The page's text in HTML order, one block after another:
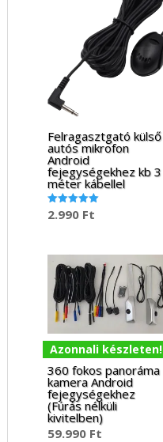
Felragasztgató külső
autós mikrofon
Android
fejegységekhez kb 3
méter kábellel
Értékelés:
5.00
2.990 Ft
Azonnali készleten!
360 fokos panoráma
kamera Android
fejegységekhez
(Fúrás nélküli
kivitelben)
59.990 Ft